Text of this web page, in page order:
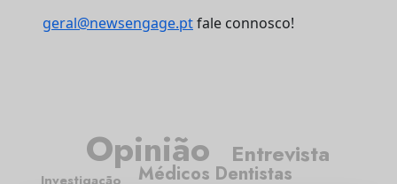
geral@newsengage.ptfale connosco!
Médicos Dentistas
Entrevista
Opinião
Investigação